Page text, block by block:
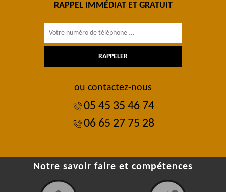
RAPPEL IMMÉDIAT ET GRATUIT
ou contactez-nous
05 45 35 46 74
06 65 27 75 28
Notre savoir faire et compétences